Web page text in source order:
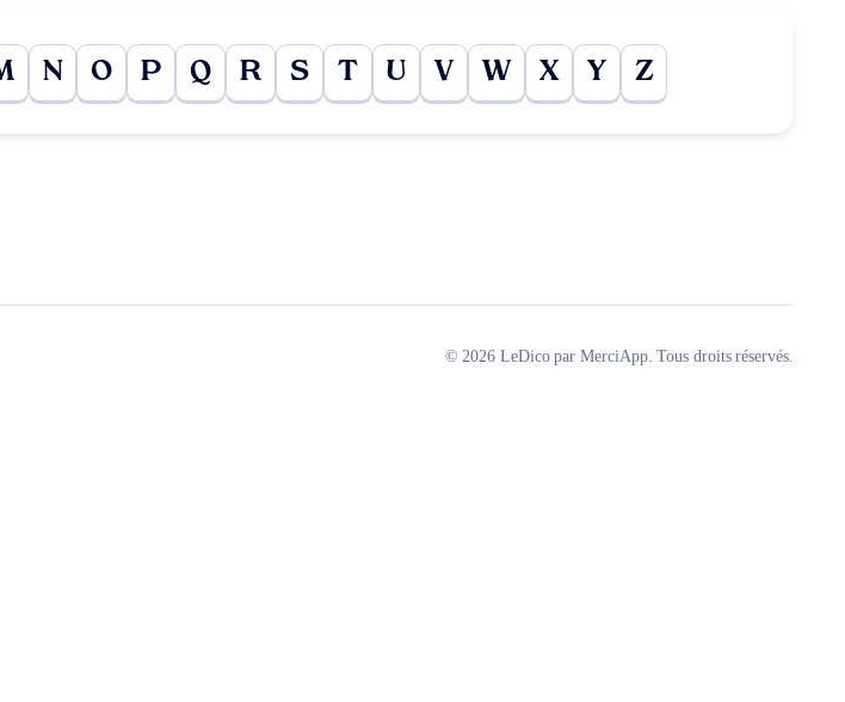
N O P Q R S T U V W X Y Z
© 2026 LeDico par MerciApp. Tous droits réservés.